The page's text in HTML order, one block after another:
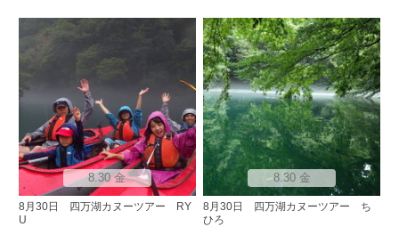
8.30 金
8月30日 四万湖カヌーツアー RY
U
8.30 金
8月30日 四万湖カヌーツアー ち
ひろ